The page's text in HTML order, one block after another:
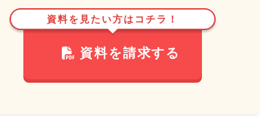
資料を見たい方はコチラ！
資料を請求する